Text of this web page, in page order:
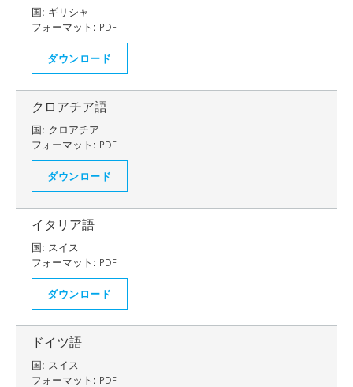
国: ギリシャ
フォーマット: PDF
ダウンロード
クロアチア語
国: クロアチア
フォーマット: PDF
ダウンロード
イタリア語
国: スイス
フォーマット: PDF
ダウンロード
ドイツ語
国: スイス
フォーマット: PDF